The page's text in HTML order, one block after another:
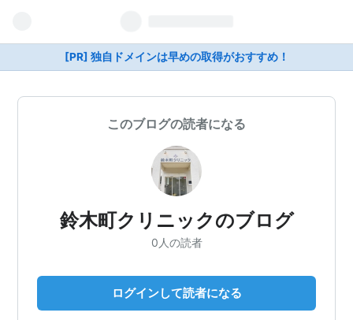
[PR] 独自ドメインは早めの取得がおすすめ！
このブログの読者になる
鈴木町クリニックのブログ
0人の読者
ログインして読者になる